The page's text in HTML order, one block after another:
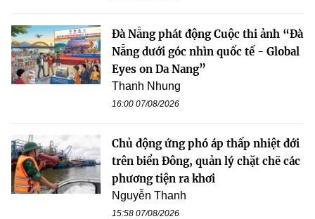
Đà Nẵng phát động Cuộc thi ảnh “Đà
Nẵng dưới góc nhìn quốc tế - Global
Eyes on Da Nang”
Thanh Nhung
16:00 07/08/2026
Chủ động ứng phó áp thấp nhiệt đới
trên biển Đông, quản lý chặt chẽ các
phương tiện ra khơi
Nguyễn Thanh
15:58 07/08/2026